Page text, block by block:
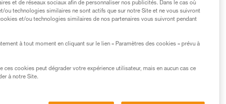
Trouvez un revendeur
et de réseaux sociaux afin de personnaliser nos publicités. Dans le cas où
ou technologies similaires ne sont actifs que sur notre Site et ne vous suivront
et/ou technologies similaires de nos partenaires vous suivront pendant
à tout moment en cliquant sur le lien « Paramètres des cookies » prévu à
ces cookies peut dégrader votre expérience utilisateur, mais en aucun cas ce
à notre Site.